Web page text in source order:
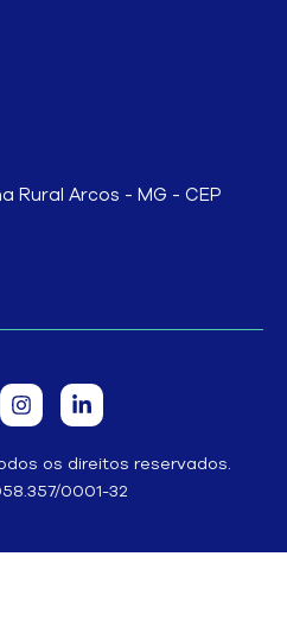
Rural Arcos - MG - CEP
os direitos reservados.
0001-32